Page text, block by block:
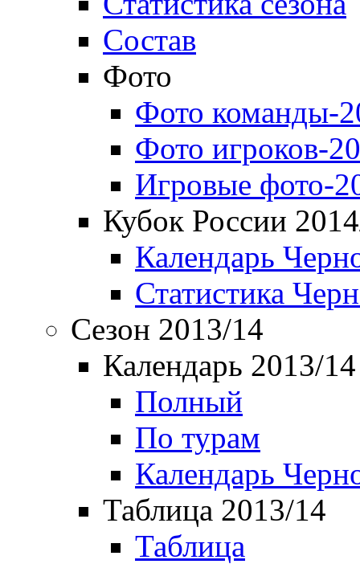
Состав
Фото
Фото команды-
Фото игроков-
Игровые фото-
Кубок России
Календарь
Статистика
Сезон 2013/14
Календарь 2013/14
Полный
По турам
Календарь
Таблица 2013/14
Таблица